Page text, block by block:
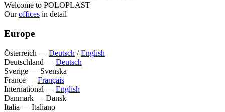
Welcome to POLOPLAST
Ouroffices in detail
Europe
Österreich — Deutsch /English
Deutschland — Deutsch
Sverige — Svenska
France — Français
International — English
Danmark — Dansk
Italia — Italiano